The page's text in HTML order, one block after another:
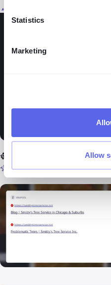
Statistics
Marketing
Allow
จำไว้!
คุณสามารถบันทึกแรงบัน
ร่วงลงในคอลเลกชันบนlenso.ai